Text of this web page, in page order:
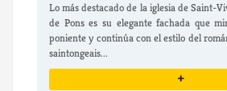
Lo más destacado de la iglesia de Saint-
de Pons es su elegante fachada que
poniente y continúa con el estilo del
saintongeais...
+